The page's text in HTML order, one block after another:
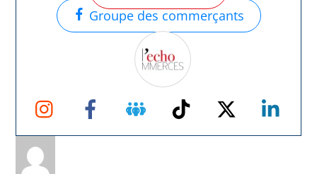
Groupe des commerçants
Instagram Facebook Groupe
Facebook
TikTok Twitter